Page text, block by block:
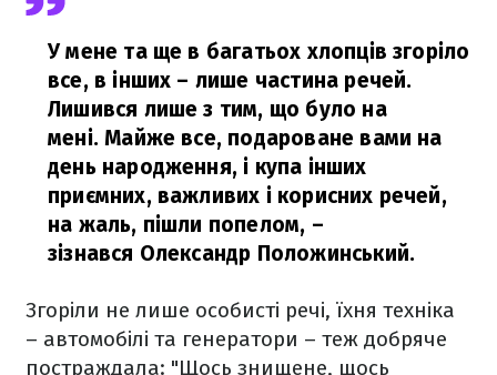
У мене та ще в багатьох хлопців згоріло
все, в інших – лише частина речей.
Лишився лише з тим, що було на
мені. Майже все, подароване вами на
день народження, і купа інших
приємних, важливих і корисних речей,
на жаль, пішли попелом, –
зізнався Олександр Положинський.
Згоріли не лише особисті речі, їхня техніка
– автомобілі та генератори – теж добряче
постраждала: "Щось знищене, щось